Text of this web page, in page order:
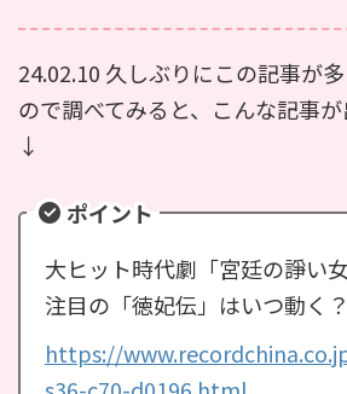
24.02.10 久しぶりにこの記事が
ので調べてみると、こんな記事
↓
ポイント
大ヒット時代劇「宮廷の諍い女
注目の「徳妃伝」はいつ動く？
https://